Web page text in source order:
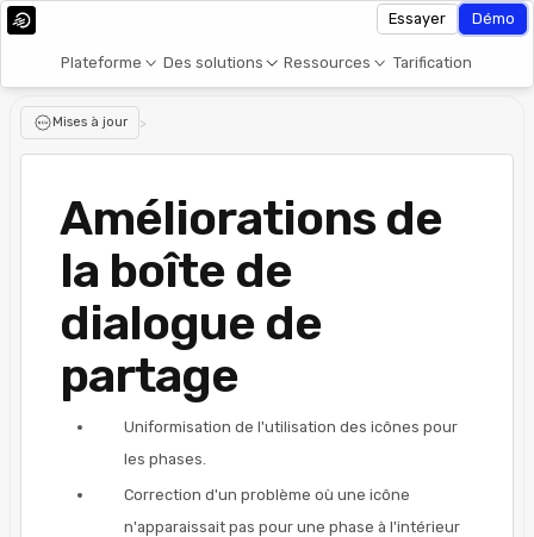
Plateforme Des solutions Ressources Tarification
Essayer Démo
Mises à jour >
Améliorations de
la boîte de
dialogue de
partage
Uniformisation de l'utilisation des icônes pour
les phases.
Correction d'un problème où une icône
n'apparaissait pas pour une phase à l'intérieur